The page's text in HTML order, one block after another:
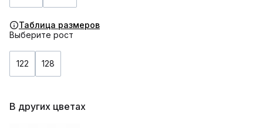
Таблица размеров
Выберите рост
122 128
В других цветах